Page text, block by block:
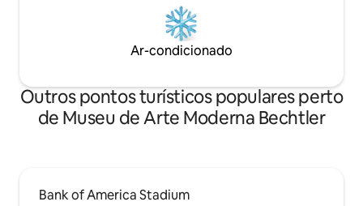
Ar-condicionado
Outros pontos turísticos populares perto
de Museu de Arte Moderna Bechtler
Bank of America Stadium